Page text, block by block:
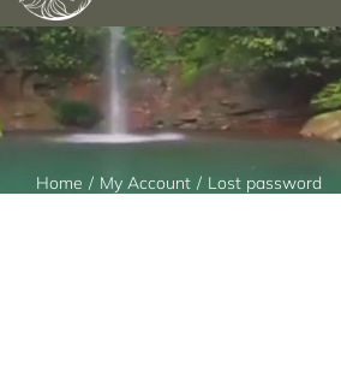
Home My Account Lost password